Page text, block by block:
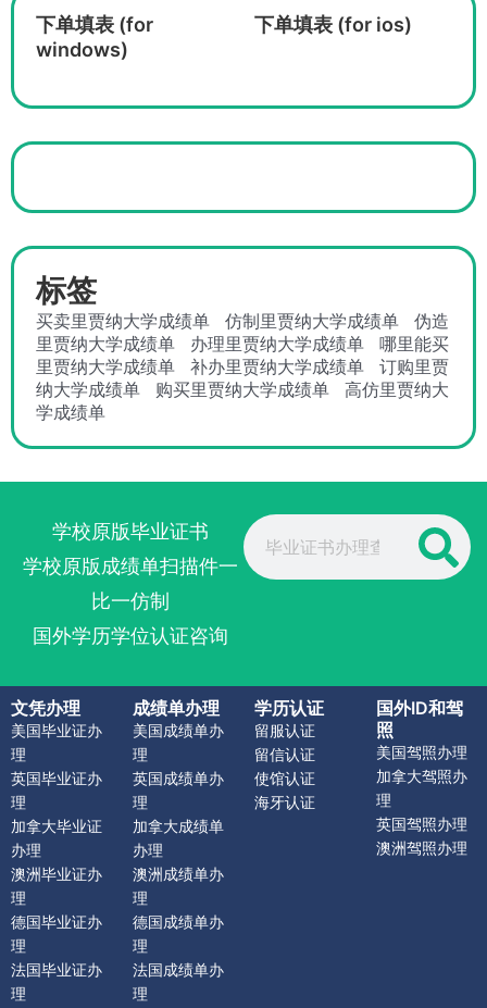
下单填表 (for
windows)
下单填表 (for ios)
标签
买卖里贾纳大学成绩单 仿制里贾纳大学成绩单
伪造
里贾纳大学成绩单
办理里贾纳大学成绩单
哪里能买
里贾纳大学成绩单
补办里贾纳大学成绩单
订购里贾
纳大学成绩单
购买里贾纳大学成绩单
高仿里贾纳大
学成绩单
学校原版毕业证书
学校原版成绩单扫描件一
比一仿制
国外学历学位认证咨询
Search
文凭办理
美国毕业证办
理
英国毕业证办
理
加拿大毕业证
办理
澳洲毕业证办
理
德国毕业证办
理
法国毕业证办
理
成绩单办理
美国成绩单办
理
英国成绩单办
理
加拿大成绩单
办理
澳洲成绩单办
理
德国成绩单办
理
法国成绩单办
理
学历认证
留服认证
留信认证
使馆认证
海牙认证
国外ID和驾
照
美国驾照办理
加拿大驾照办
理
英国驾照办理
澳洲驾照办理